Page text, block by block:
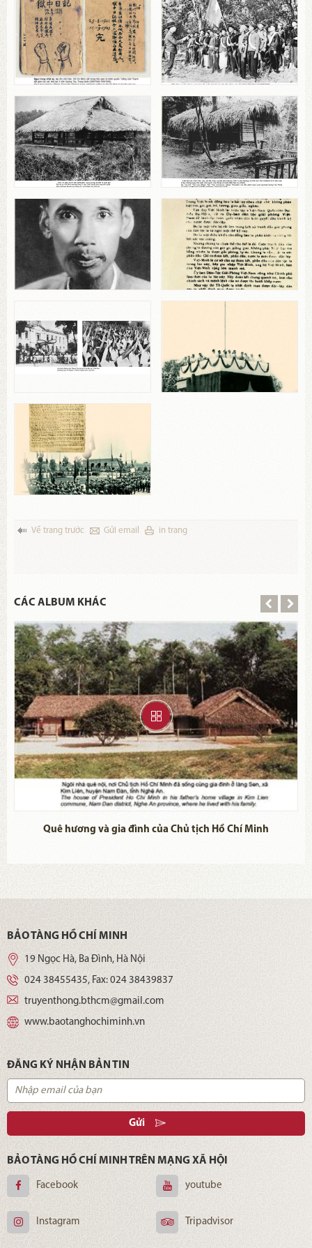
Về trang trước Gửi email in trang
CÁC ALBUM KHÁC
Quê hương và gia đình của Chủ tịch Hồ Chí Minh
BẢO TÀNG HỒ CHÍ MINH
19 Ngọc Hà, Ba Đình, Hà Nội
024 38455435, Fax: 024 38439837
truyenthong.bthcm@gmail.com
www.baotanghochiminh.vn
ĐĂNG KÝ NHẬN BẢN TIN
Gửi
BẢO TÀNG HỒ CHÍ MINH TRÊN MẠNG XÃ HỘI
Facebook youtube
Instagram Tripadvisor